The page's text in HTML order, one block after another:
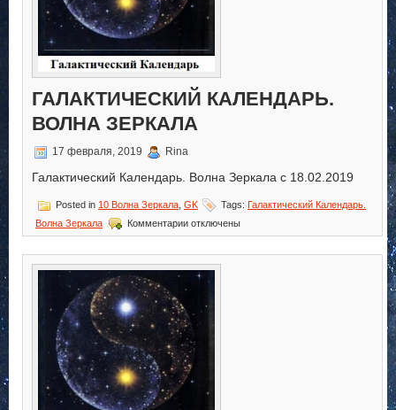
ГАЛАКТИЧЕСКИЙ КАЛЕНДАРЬ.
ВОЛНА ЗЕРКАЛА
17 февраля, 2019 Rina
Галактический Календарь. Волна Зеркала с 18.02.2019
Posted in 10 Волна Зеркала GK Tags: Галактический Календарь.
Волна Зеркала
Комментариик
записи
Календарь.
Волна
отключены